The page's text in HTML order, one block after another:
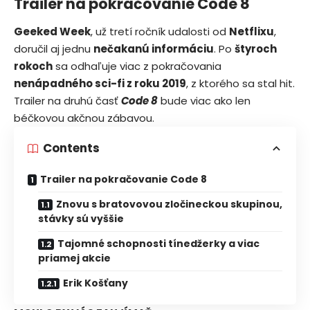
Geeked Week, už tretí ročník udalosti od Netflixu,
doručil aj jednu nečakanú informáciu. Po štyroch
rokochsa odhaľuje viac z pokračovania
nenápadného sci-fi z roku 2019, z ktorého sa stal hit.
Trailer na druhú časťCode 8bude viac ako len
béčkovou akčnou zábavou.
Contents
Trailer na pokračovanie Code 8
Znovu s bratovovou zločineckou skupinou,
stávky sú vyššie
Tajomné schopnosti tínedžerky a viac
priamej akcie
Erik Košťany